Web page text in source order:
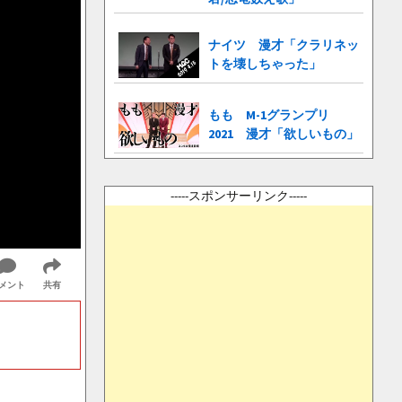
ント 共有
ナイツ 漫才「クラリネッ
トを壊しちゃった」
もも M-1グランプリ
2021 漫才「欲しいもの」
-----スポンサーリンク-----